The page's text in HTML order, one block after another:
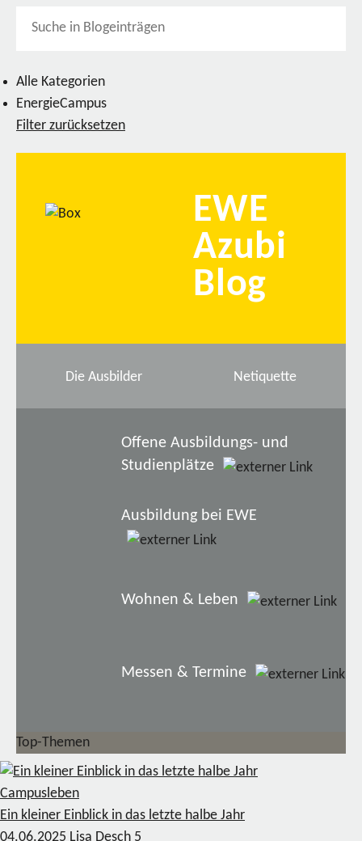
Alle Kategorien
EnergieCampus
Filter zurücksetzen
EWE
Azubi
Blog
Die Ausbilder Netiquette
Offene Ausbildungs- und
Studienplätze
Ausbildung bei EWE
Wohnen & Leben
Messen & Termine
Top-Themen
Campusleben
Ein kleiner Einblick in das letzte halbe Jahr
04.06.2025 Lisa Desch 5